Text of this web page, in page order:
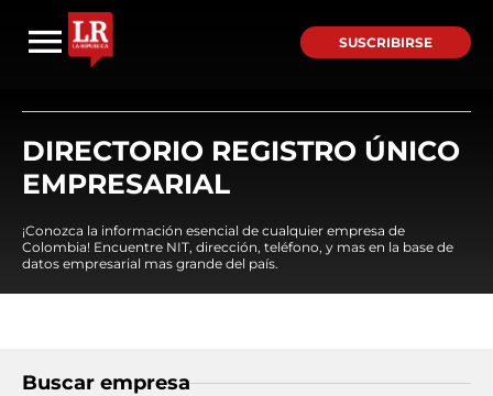
SUSCRIBIRSE
DIRECTORIO REGISTRO ÚNICO
EMPRESARIAL
¡Conozca la información esencial de cualquier empresa de
Colombia! Encuentre NIT, dirección, teléfono, y mas en la base de
datos empresarial mas grande del país.
Buscar empresa